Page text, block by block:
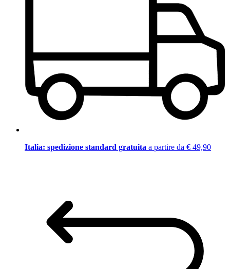
Italia: spedizione standard gratuita a partire da € 49,90